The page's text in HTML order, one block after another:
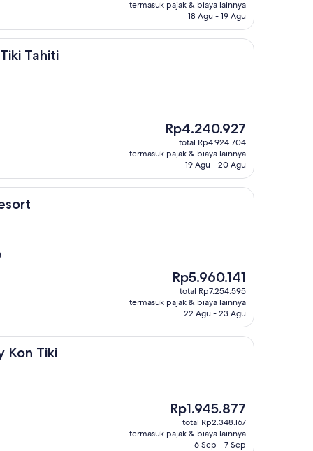
termasuk pajak & biaya lainnya
18 Agu - 19 Agu
Tahiti
Harga
sekarang
Rp4.240.927
Rp4.240.927
total Rp4.924.704
termasuk pajak & biaya lainnya
19 Agu - 20 Agu
Harga
sekarang
Rp5.960.141
Rp5.960.141
total Rp7.254.595
termasuk pajak & biaya lainnya
22 Agu - 23 Agu
Kon Tiki
Harga
sekarang
Rp1.945.877
Rp1.945.877
total Rp2.348.167
termasuk pajak & biaya lainnya
6 Sep - 7 Sep